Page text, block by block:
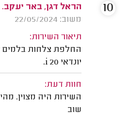
הראל דגן, באר יעקב.
משוב: 22/05/2024
תיאור השירות:
החלפת צלחות בלמים
יונדאי i 20.
חוות דעת:
השירות היה מצוין.
שוב
10